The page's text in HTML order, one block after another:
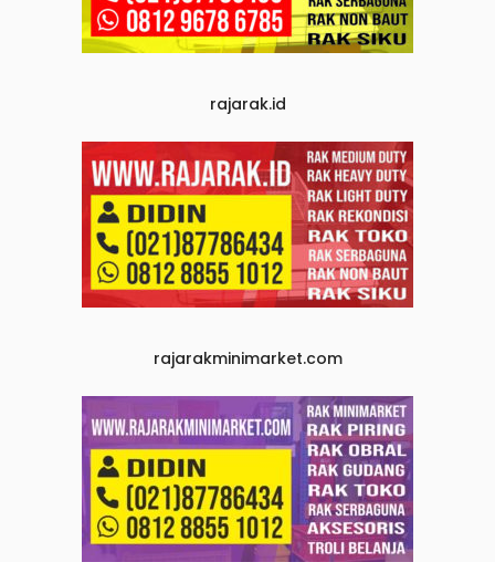
rajarak.id
rajarakminimarket.com